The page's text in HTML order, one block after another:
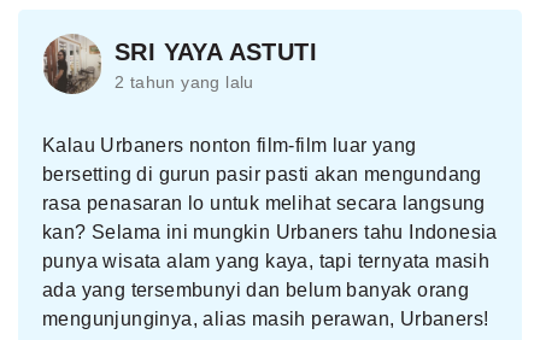
SRI YAYA ASTUTI
2 tahun yang lalu
Kalau Urbaners nonton film-film luar yang
bersetting di gurun pasir pasti akan mengundang
rasa penasaran lo untuk melihat secara langsung
kan? Selama ini mungkin Urbaners tahu Indonesia
punya wisata alam yang kaya, tapi ternyata masih
ada yang tersembunyi dan belum banyak orang
mengunjunginya, alias masih perawan, Urbaners!